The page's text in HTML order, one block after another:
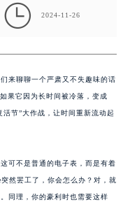
金华市金东区东市南街777号金华万达广场写字楼4号楼22层2209室（需提前预约）
南昌市红谷滩新区红谷中大道998号绿地双子塔（中央广场）A1座办公楼14层07室（需提前预约）
 2024-11-26
来聊聊一个严肃又不失趣味的话
果它因为长时间被冷落，变成
节”大作战，让时间重新流动起
可不是普通的电子表，而是有着
然罢工了，你会怎么办？对，就
同理，你的豪利时也需要这样